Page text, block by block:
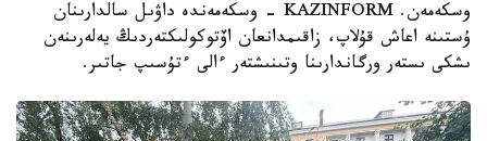
وسكەمەن. KAZINFORM - وسكەمەندە داۋىل سالدارىنان
ۇستىنە اعاش قۇلاپ، زاقىمدانعان اۆتوكولىكتەردىڭ يەلەرىنەن
ىشكى ىستەر ورگاندارىنا وتىنىشتەر ءالى ءتۇسىپ جاتىر.